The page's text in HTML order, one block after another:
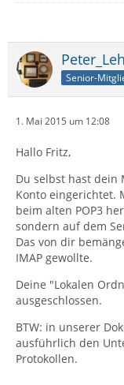
Senior-
1. Mai 2015 um 12:08
Hallo Fritz,
Du selbst hast dein
Konto eingerichtet.
beim alten POP3
sondern auf dem
Das von dir
IMAP gewollte.
Deine "Lokalen
ausgeschlossen.
BTW: in unserer
ausführlich den
Protokollen.